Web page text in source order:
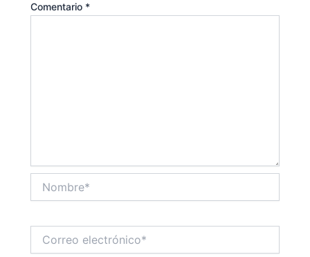
Comentario *
electrónico*